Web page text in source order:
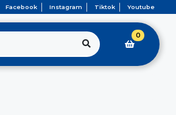
Facebook Instagram Tiktok Youtube
0